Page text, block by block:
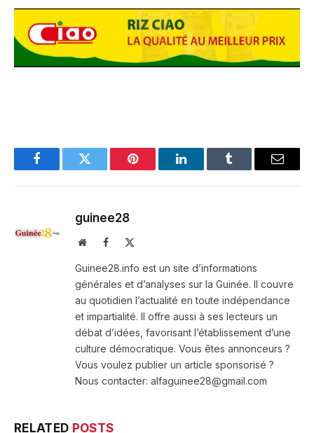
FacebookTwitter Pinterest LinkedInTumblr Email
guinee28
WebsiteFacebook
Guinee28.info est un site d’informations
générales et d’analyses sur la Guinée. Il couvre
au quotidien l’actualité en toute indépendance
et impartialité. Il offre aussi à ses lecteurs un
débat d’idées, favorisant l’établissement d’une
culture démocratique. Vous êtes annonceurs ?
Vous voulez publier un article sponsorisé ?
Nous contacter: alfaguinee28@gmail.com
RELATED POSTS